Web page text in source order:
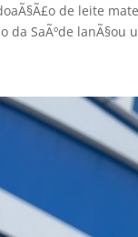
de leite
SaÃºde lanÃ§ou